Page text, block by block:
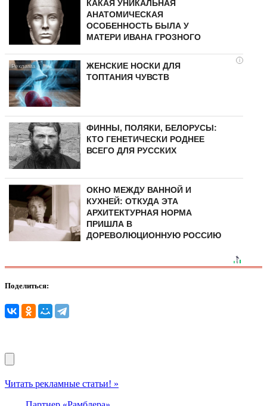
КАКАЯ УНИКАЛЬНАЯ
АНАТОМИЧЕСКАЯ
ОСОБЕННОСТЬ БЫЛА У
МАТЕРИ ИВАНА ГРОЗНОГО
i
ЖЕНСКИЕ НОСКИ ДЛЯ
ТОПТАНИЯ ЧУВСТВ
ФИННЫ, ПОЛЯКИ, БЕЛОРУСЫ:
КТО ГЕНЕТИЧЕСКИ РОДНЕЕ
ВСЕГО ДЛЯ РУССКИХ
ОКНО МЕЖДУ ВАННОЙ И
КУХНЕЙ: ОТКУДА ЭТА
АРХИТЕКТУРНАЯ НОРМА
ПРИШЛА В
ДОРЕВОЛЮЦИОННУЮ РОССИЮ
Поделиться:
Читать рекламные статьи! »